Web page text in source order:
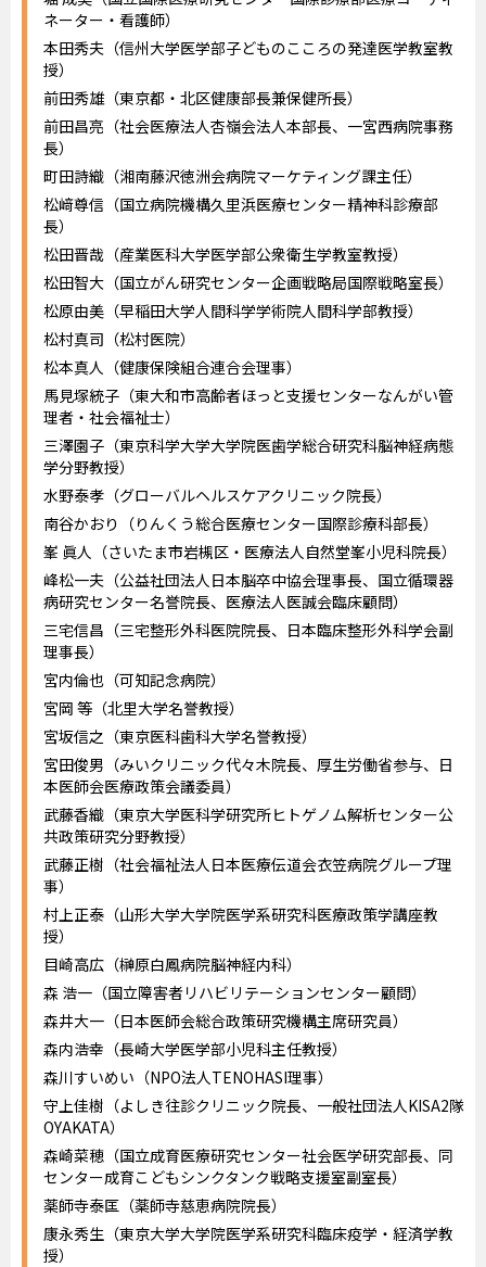
ネーター・看護師）
本田秀夫（信州大学医学部子どものこころの発達医学教室教
授）
前田秀雄（東京都・北区健康部長兼保健所長）
前田昌亮（社会医療法人杏嶺会法人本部長、一宮西病院事務
長）
町田詩織（湘南藤沢徳洲会病院マーケティング課主任）
松﨑尊信（国立病院機構久里浜医療センター精神科診療部
長）
松田晋哉（産業医科大学医学部公衆衛生学教室教授）
松田智大（国立がん研究センター企画戦略局国際戦略室長）
松原由美（早稲田大学人間科学学術院人間科学部教授）
松村真司（松村医院）
松本真人（健康保険組合連合会理事）
馬見塚統子（東大和市高齢者ほっと支援センターなんがい管
理者・社会福祉士）
三澤園子（東京科学大学大学院医歯学総合研究科脳神経病態
学分野教授）
水野泰孝（グローバルヘルスケアクリニック院長）
南谷かおり（りんくう総合医療センター国際診療科部長）
峯 眞人（さいたま市岩槻区・医療法人自然堂峯小児科院長）
峰松一夫（公益社団法人日本脳卒中協会理事長、国立循環器
病研究センター名誉院長、医療法人医誠会臨床顧問）
三宅信昌（三宅整形外科医院院長、日本臨床整形外科学会副
理事長）
宮内倫也（可知記念病院）
宮岡 等（北里大学名誉教授）
宮坂信之（東京医科歯科大学名誉教授）
宮田俊男（みいクリニック代々木院長、厚生労働省参与、日
本医師会医療政策会議委員）
武藤香織（東京大学医科学研究所ヒトゲノム解析センター公
共政策研究分野教授）
武藤正樹（社会福祉法人日本医療伝道会衣笠病院グループ理
事）
村上正泰（山形大学大学院医学系研究科医療政策学講座教
授）
目崎高広（榊原白鳳病院脳神経内科）
森 浩一（国立障害者リハビリテーションセンター顧問）
森井大一（日本医師会総合政策研究機構主席研究員）
森内浩幸（長崎大学医学部小児科主任教授）
森川すいめい（NPO法人TENOHASI理事）
守上佳樹（よしき往診クリニック院長、一般社団法人KISA2隊
OYAKATA）
森崎菜穂（国立成育医療研究センター社会医学研究部長、同
センター成育こどもシンクタンク戦略支援室副室長）
薬師寺泰匡（薬師寺慈恵病院院長）
康永秀生（東京大学大学院医学系研究科臨床疫学・経済学教
授）